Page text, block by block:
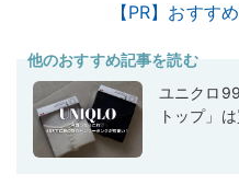
【PR】おすす
他のおすすめ記事を読む
ユニクロ
トップ」